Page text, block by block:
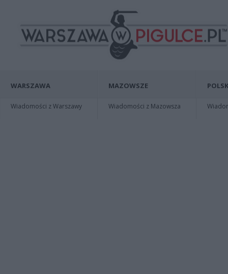
WARSZAWA
Wiadomości z Warszawy
MAZOWSZE
Wiadomości z Mazowsza